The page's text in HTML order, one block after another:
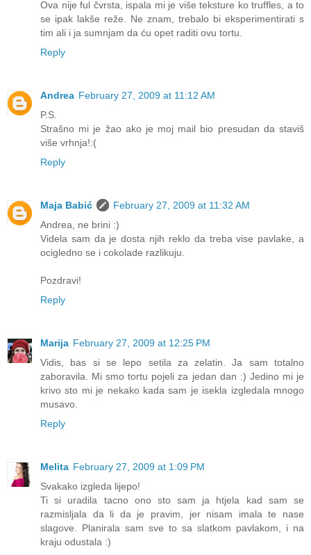
Ova nije ful čvrsta, ispala mi je više teksture ko truffles, a to
se ipak lakše reže. Ne znam, trebalo bi eksperimentirati s
tim ali i ja sumnjam da ću opet raditi ovu tortu.
Reply
Andrea February 27, 2009 at 11:12 AM
P.S.
Strašno mi je žao ako je moj mail bio presudan da staviš
više vrhnja!:(
Reply
Maja Babić
February 27, 2009 at 11:32 AM
Andrea, ne brini :)
Videla sam da je dosta njih reklo da treba vise pavlake, a
ocigledno se i cokolade razlikuju.
Pozdravi!
Reply
Marija February 27, 2009 at 12:25 PM
Vidis, bas si se lepo setila za zelatin. Ja sam totalno
zaboravila. Mi smo tortu pojeli za jedan dan :) Jedino mi je
krivo sto mi je nekako kada sam je isekla izgledala mnogo
musavo.
Reply
Melita February 27, 2009 at 1:09 PM
Svakako izgleda lijepo!
Ti si uradila tacno ono sto sam ja htjela kad sam se
razmisljala da li da je pravim, jer nisam imala te nase
slagove. Planirala sam sve to sa slatkom pavlakom, i na
kraju odustala :)